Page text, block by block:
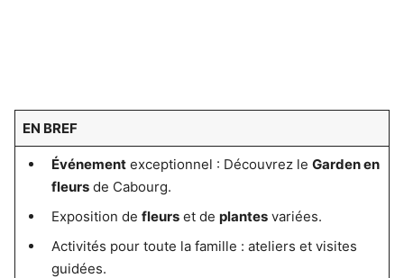
EN BREF
Événementexceptionnel : Découvrez le Garden en
fleursde Cabourg.
Exposition de fleurset de plantesvariées.
Activités pour toute la famille : ateliers et visites
guidées.